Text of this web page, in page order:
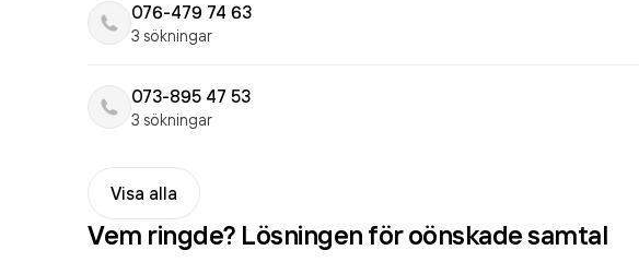
076-479 74 63
3 sökningar
073-895 47 53
3 sökningar
Visa alla
Vem ringde? Lösningen för oönskade samtal